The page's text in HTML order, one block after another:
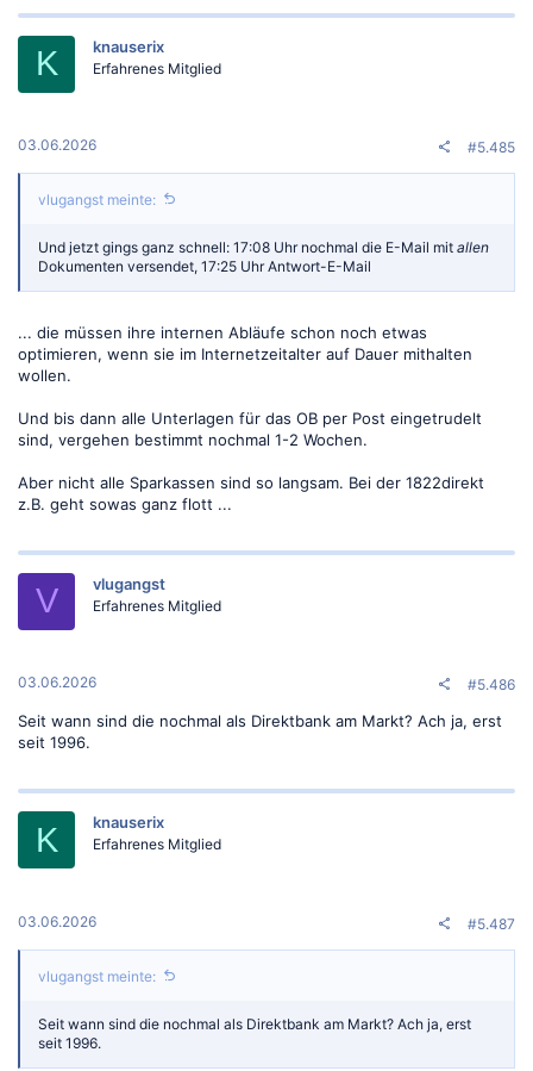
k
:
K knauserix
Erfahrenes Mitglied
03.06.2026 #5.485
vlugangst meinte:
Und jetzt gings ganz schnell: 17:08 Uhr nochmal die E-Mail mit allen
Dokumenten versendet, 17:25 Uhr Antwort-E-Mail
... die müssen ihre internen Abläufe schon noch etwas
optimieren, wenn sie im Internetzeitalter auf Dauer mithalten
wollen.
Und bis dann alle Unterlagen für das OB per Post eingetrudelt
sind, vergehen bestimmt nochmal 1-2 Wochen.
Aber nicht alle Sparkassen sind so langsam. Bei der 1822direkt
z.B. geht sowas ganz flott ...
V vlugangst
Erfahrenes Mitglied
03.06.2026 #5.486
Seit wann sind die nochmal als Direktbank am Markt? Ach ja, erst
seit 1996.
K knauserix
Erfahrenes Mitglied
03.06.2026 #5.487
vlugangst meinte:
Seit wann sind die nochmal als Direktbank am Markt? Ach ja, erst
seit 1996.